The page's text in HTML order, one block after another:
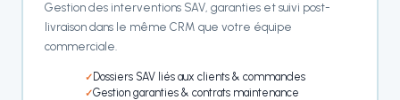
Gestion des interventions SAV, garanties et suivi post-
livraison dans le même CRM que votre équipe
commerciale.
Dossiers SAV liés aux clients & commandes
Gestion garanties & contrats maintenance